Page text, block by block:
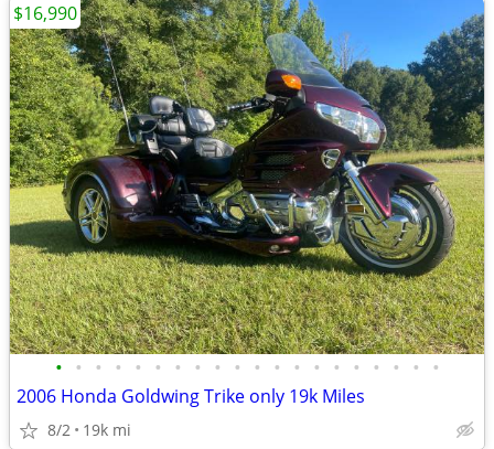
• • • • • • • • • • • • • • • • • • • •
2006 Honda Goldwing Trike only 19k Miles
8/2 19k mi
$16,990